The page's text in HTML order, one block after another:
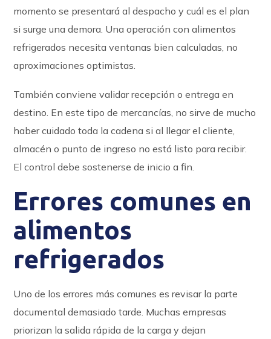
momento se presentará al despacho y cuál es el plan
si surge una demora. Una operación con alimentos
refrigerados necesita ventanas bien calculadas, no
aproximaciones optimistas.
También conviene validar recepción o entrega en
destino. En este tipo de mercancías, no sirve de mucho
haber cuidado toda la cadena si al llegar el cliente,
almacén o punto de ingreso no está listo para recibir.
El control debe sostenerse de inicio a fin.
Errores comunes en
alimentos
refrigerados
Uno de los errores más comunes es revisar la parte
documental demasiado tarde. Muchas empresas
priorizan la salida rápida de la carga y dejan